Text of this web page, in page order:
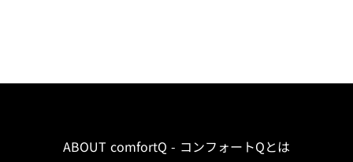
ABOUT comfortQ - コンフォートQとは